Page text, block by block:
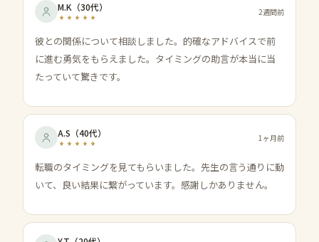
M.K （30代） 2週間前
彼との関係について相談しました。的確なアドバイスで前
に進む勇気をもらえました。タイミングの助言が本当に当
たっていて驚きです。
A.S （40代） 1ヶ月前
転職のタイミングを見てもらいました。先生の言う通りに動
いて、良い結果に繋がっています。感謝しかありません。